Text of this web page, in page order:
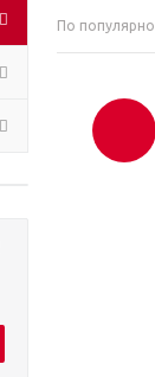
По